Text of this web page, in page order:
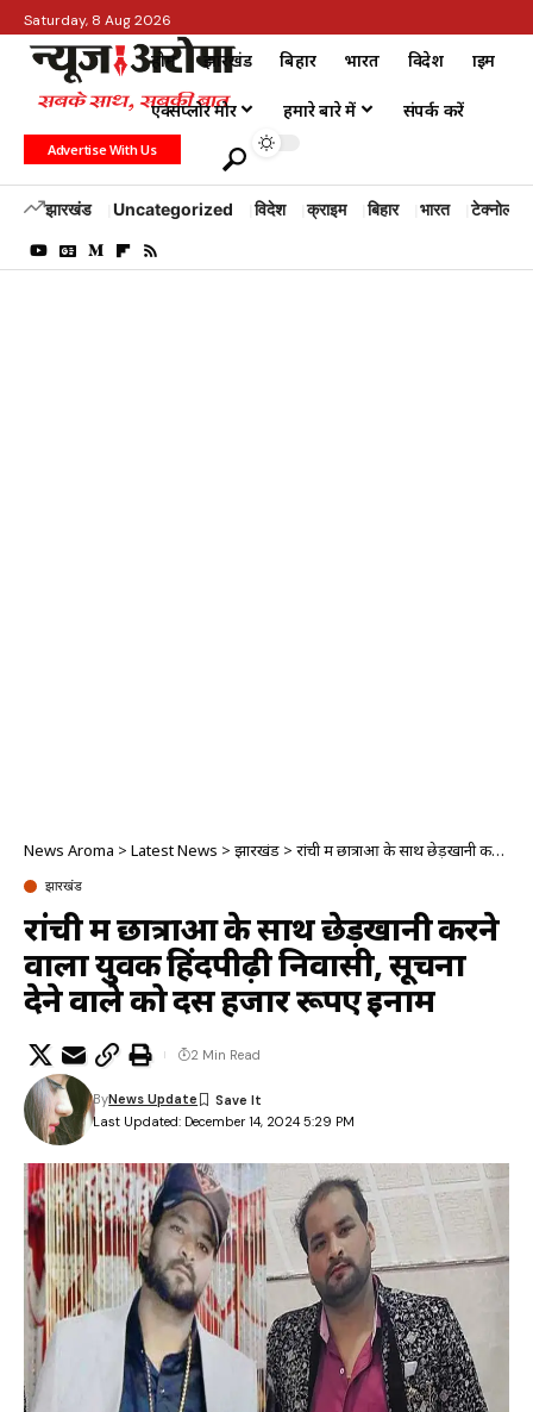
Saturday, 8 Aug 2026
होम झारखंड बिहार भारत विदेश क्राइम
एक्सप्लोर मोर हमारे बारे में संपर्क करें
Advertise With Us
झारखंड Uncategorized विदेश क्राइम बिहार भारत टेक्नोलॉजी
News Aroma > Latest News > झारखंड > रांची में छात्राओं के साथ छेड़खानी करने वाला युवक हिंदपीढ़ी निवासी, सूचना देने वाले को दस हजार रूपए इनाम
झारखंड
रांची में छात्राओं के साथ छेड़खानी करने
वाला युवक हिंदपीढ़ी निवासी, सूचना
देने वाले को दस हजार रूपए इनाम
Last Updated: December 14, 2024 5:29 PM
ByNews Update
2 Min Read